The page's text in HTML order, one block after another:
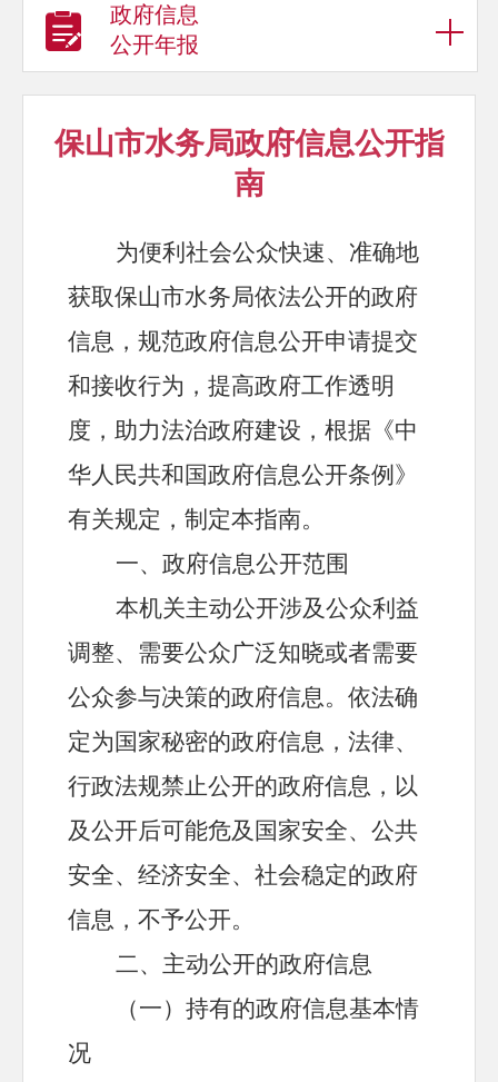
政府信息
公开年报
保山市水务局政府信息公开指
南
为便利社会公众快速、准确地
获取保山市水务局依法公开的政府
信息，规范政府信息公开申请提交
和接收行为，提高政府工作透明
度，助力法治政府建设，根据《中
华人民共和国政府信息公开条例》
有关规定，制定本指南。
一、政府信息公开范围
本机关主动公开涉及公众利益
调整、需要公众广泛知晓或者需要
公众参与决策的政府信息。依法确
定为国家秘密的政府信息，法律、
行政法规禁止公开的政府信息，以
及公开后可能危及国家安全、公共
安全、经济安全、社会稳定的政府
信息，不予公开。
二、主动公开的政府信息
（一）持有的政府信息基本情
况